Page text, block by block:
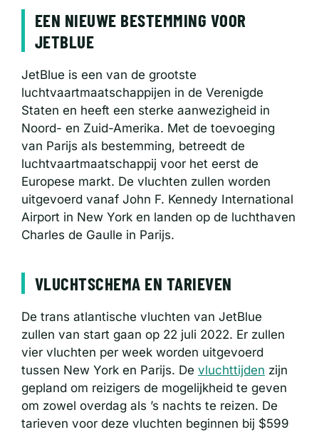
EEN NIEUWE BESTEMMING VOOR
JETBLUE
JetBlue is een van de grootste
luchtvaartmaatschappijen in de Verenigde
Staten en heeft een sterke aanwezigheid in
Noord- en Zuid-Amerika. Met de toevoeging
van Parijs als bestemming, betreedt de
luchtvaartmaatschappij voor het eerst de
Europese markt. De vluchten zullen worden
uitgevoerd vanaf John F. Kennedy International
Airport in New York en landen op de luchthaven
Charles de Gaulle in Parijs.
VLUCHTSCHEMA EN TARIEVEN
De trans atlantische vluchten van JetBlue
zullen van start gaan op 22 juli 2022. Er zullen
vier vluchten per week worden uitgevoerd
tussen New York en Parijs. De vluchttijden zijn
gepland om reizigers de mogelijkheid te geven
om zowel overdag als ’s nachts te reizen. De
tarieven voor deze vluchten beginnen bij $599